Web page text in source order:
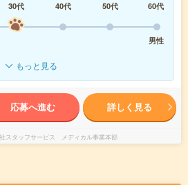
30代 40代 50代
60代
男性
もっと見る
応募へ進む 詳しく見る
スタッフサービス メディカル事業本部